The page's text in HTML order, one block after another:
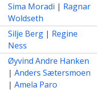
Sima Moradi | Ragnar
Woldseth
Silje Berg | Regine
Ness
Øyvind Andre Hanken
| Anders Sætersmoen
| Amela Paro